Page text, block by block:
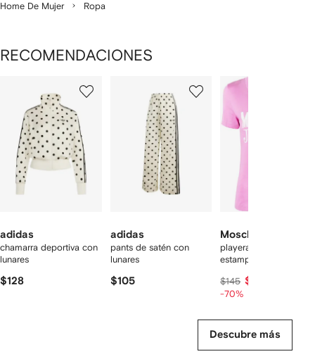
Home De Mujer Ropa
RECOMENDACIONES
adidas
chamarra deportiva con
lunares
$128
adidas
pants de satén con
lunares
$105
de
Moschino
playera con logo
estampado
$145 $40
-70%
Descubre más